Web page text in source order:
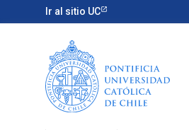
Ir al sitio UC